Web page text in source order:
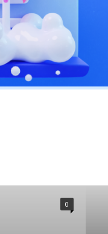
0